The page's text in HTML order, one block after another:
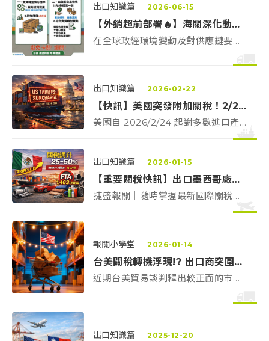
【外銷超前部署🔥】海關深化動態審查！產地實質轉型與標示查核趨嚴
出口知識篇 2026-06-15
在全球政經環境變動及對供應鏈要求
於貨物原產地的稽查力道亦在持續加
與出貨 5 大檢核關鍵，避免通關不卡
關！
【快訊】美國突發附加關稅！2/24 生效，您的輸美貨物有在「豁免清單」嗎？
出口知識篇 2026-02-22
美國自 2026/2/24 起對多數進口產
品加徵 10% 附加關稅！本文為您整理
豁免清單」，並解析 232 條款鋼鋁產
品的課稅細節，助您快速釐清貨物能
否安全過關。
【重要關稅快訊】出口墨西哥廠商請注意：墨國公告無FTA國家調漲1,463項產品關稅，最高達50%
出口知識篇 2026-01-15
捷盛報關｜隨時掌握最新國際關稅動
態，墨西哥已對未簽FTA國家（含台
至25%–35%，部分達50%。建議出
口前先確認HS Code與成本影響。台美關稅轉機浮現!? 出口商突圍兩大籌碼：原產地規則對策與退稅紅利佈局
報關小學堂 2026-01-14
近期台美貿易談判釋出較正面的市場
「20% 疊加」走向比照日韓模式的
車、工具機與五金手工具等出口產業
出口知識篇 2025-12-20